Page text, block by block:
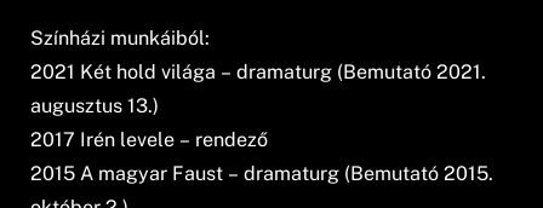
Színházi munkáiból:
2021 Két hold világa – dramaturg (Bemutató 2021.
augusztus 13.)
2017 Irén levele – rendező
2015 A magyar Faust – dramaturg (Bemutató 2015.